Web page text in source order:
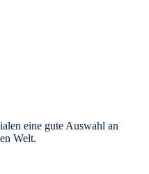
eine gute Auswahl an
Welt.